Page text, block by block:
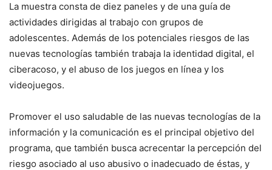
La muestra consta de diez paneles y de una guía de
actividades dirigidas al trabajo con grupos de
adolescentes. Además de los potenciales riesgos de las
nuevas tecnologías también trabaja la identidad digital, el
ciberacoso, y el abuso de los juegos en línea y los
videojuegos.
Promover el uso saludable de las nuevas tecnologías de la
información y la comunicación es el principal objetivo del
programa, que también busca acrecentar la percepción del
riesgo asociado al uso abusivo o inadecuado de éstas, y